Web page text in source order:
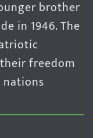
brother
in 1946. The
freedom